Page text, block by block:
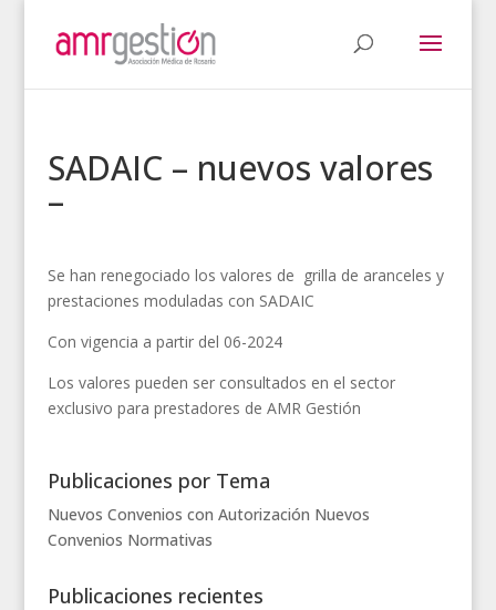
SADAIC – nuevos valores
–
Se han renegociado los valores de grilla de aranceles y
prestaciones moduladas con SADAIC
Con vigencia a partir del 06-2024
Los valores pueden ser consultados en el sector
exclusivo para prestadores de AMR Gestión
Publicaciones por Tema
Nuevos Convenios con Autorización Nuevos
Convenios Normativas
Publicaciones recientes